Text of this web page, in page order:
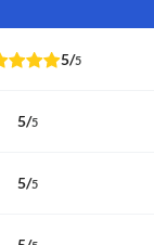
5/5
5/5
5/5